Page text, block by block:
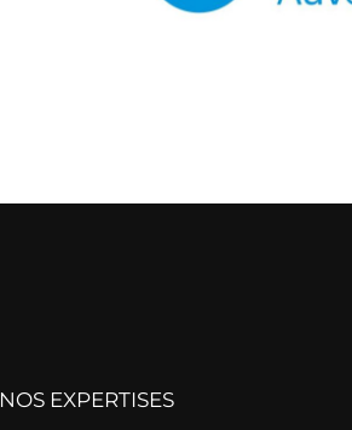
NOS EXPERTISES